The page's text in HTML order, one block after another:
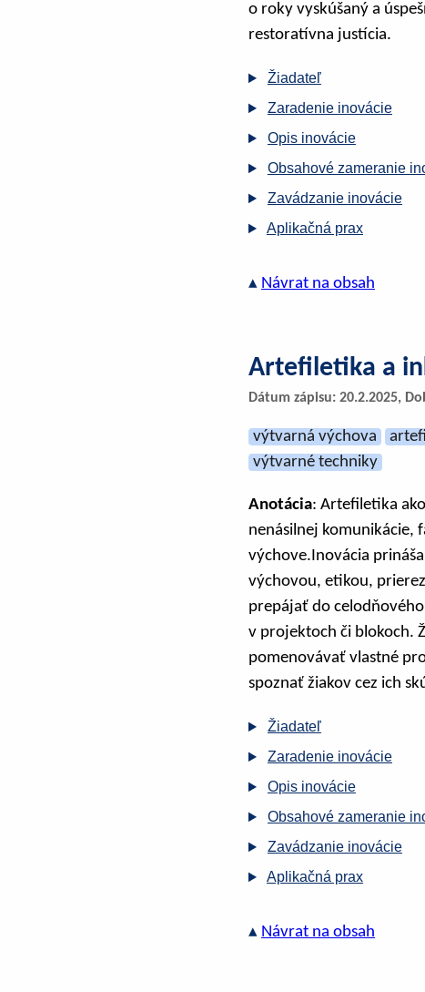
o roky vyskúšaný a
restoratívna justícia.
Žiadateľ
Zaradenie inovácie
Opis inovácie
Obsahové zameranie
Zavádzanie inovácie
Aplikačná prax
▴ Návrat na obsah
Artefiletika a
Dátum zápisu: 20.2.2025,
výtvarná výchova
výtvarné techniky
Anotácia: Artefiletika
nenásilnej komunikácie,
výchove.Inovácia
výchovou, etikou,
prepájať do
v projektoch či blokoch.
pomenovávať vlastné
spoznať žiakov cez ich
Žiadateľ
Zaradenie inovácie
Opis inovácie
Obsahové zameranie
Zavádzanie inovácie
Aplikačná prax
▴ Návrat na obsah